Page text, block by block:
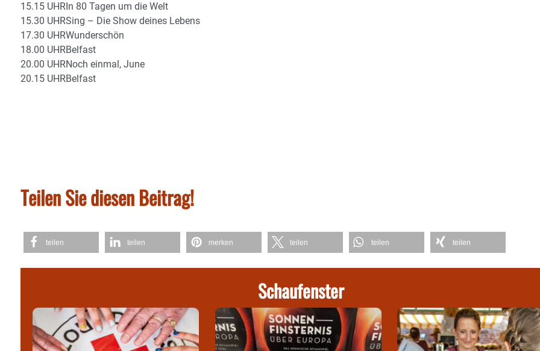
15.15 UHRIn 80 Tagen um die Welt
15.30 UHRSing – Die Show deines Lebens
17.30 UHRWunderschön
18.00 UHRBelfast
20.00 UHRNoch einmal, June
20.15 UHRBelfast
Teilen Sie diesen Beitrag!
teilen teilen merken teilen teilen teilen
Schaufenster